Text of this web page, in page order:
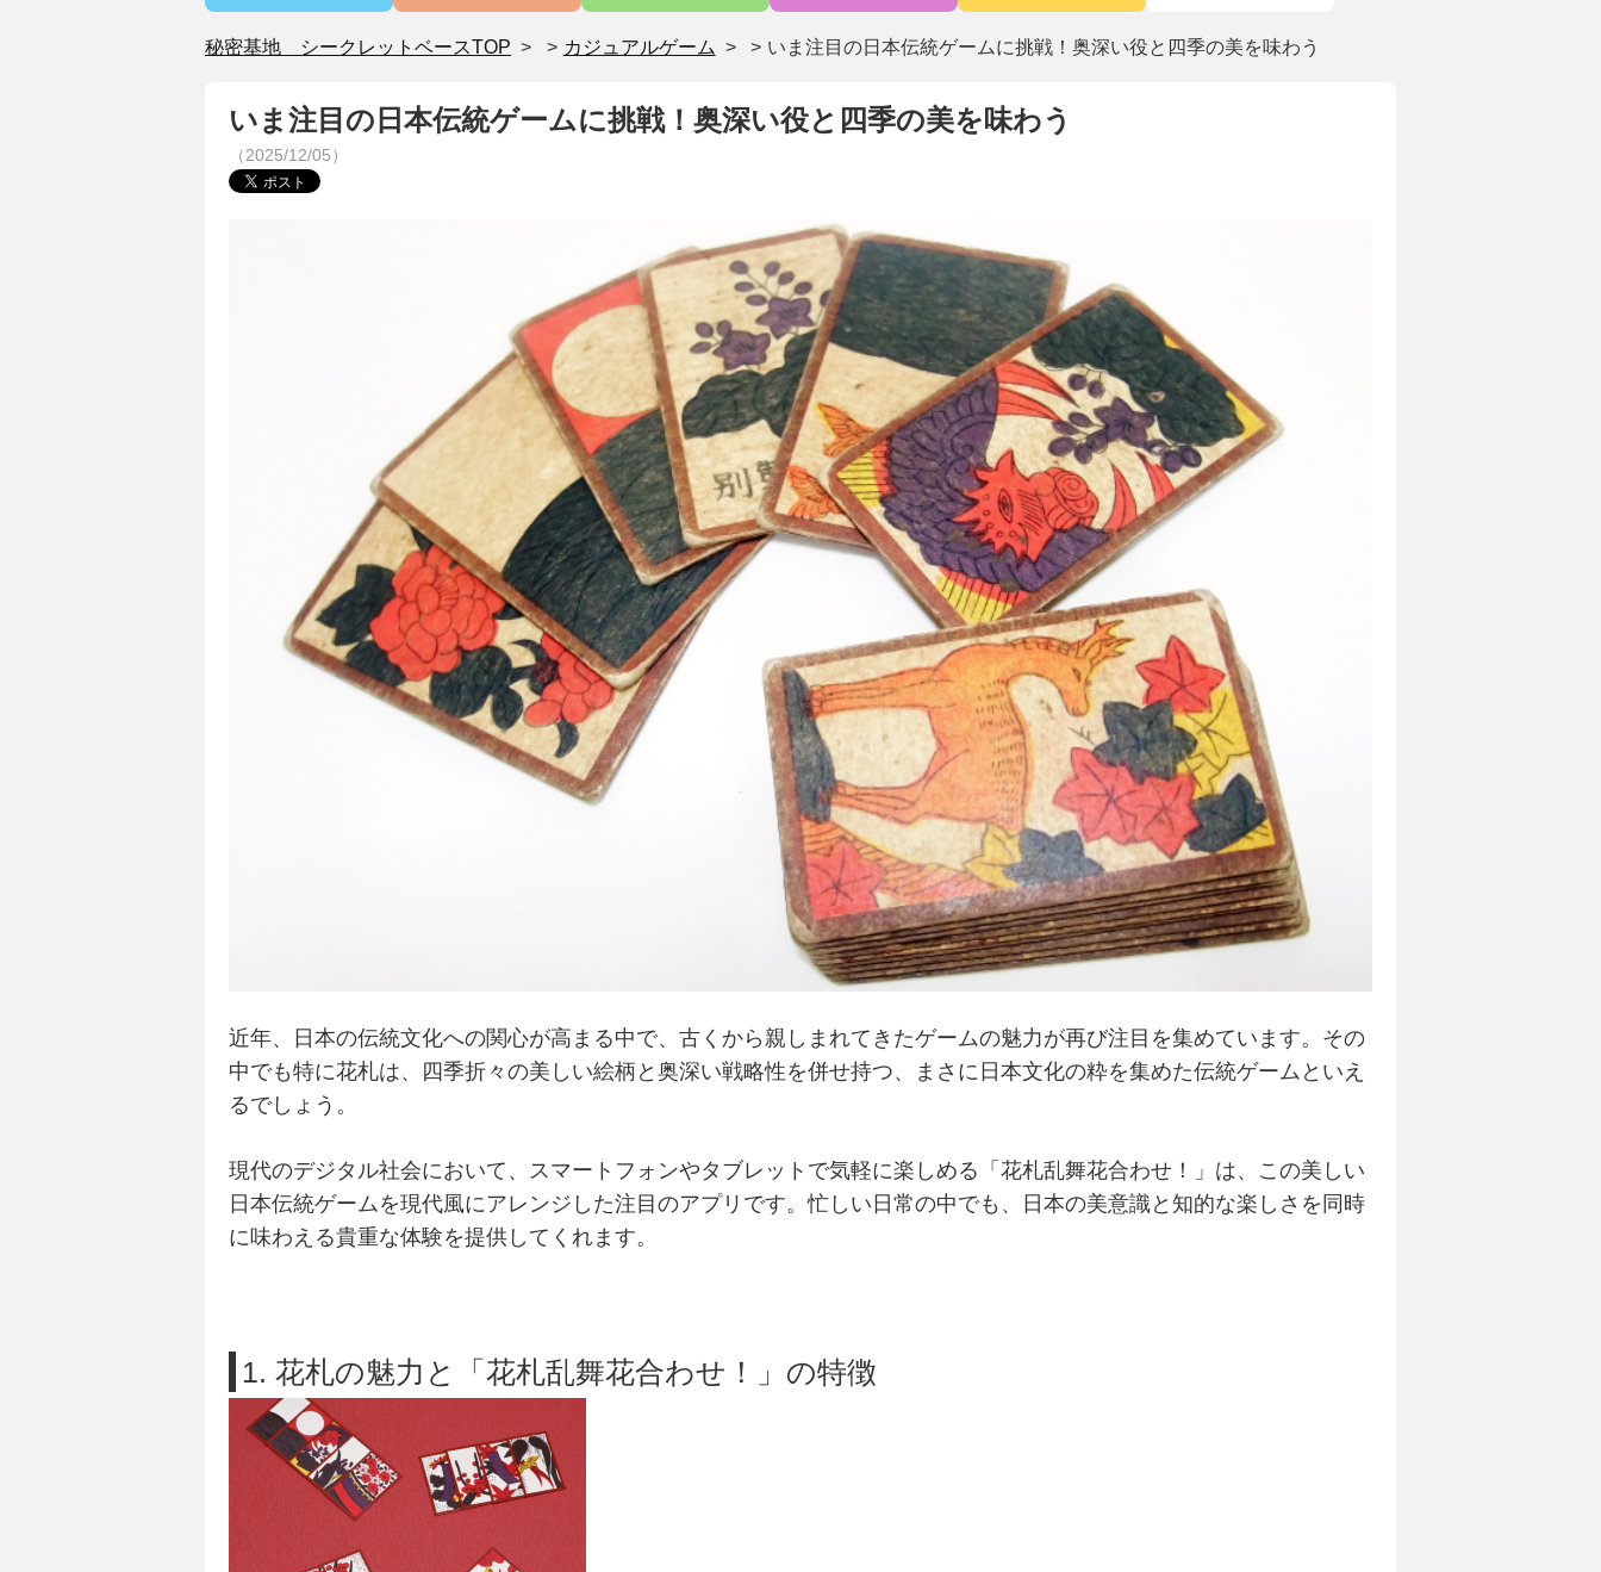
秘密基地 シークレットベースTOP > カジュアルゲーム > いま注目の日本伝統ゲームに挑戦！奥深い役と四季の美を味わう
いま注目の日本伝統ゲームに挑戦！奥深い役と四季の美を味わう
（2025/12/05）
近年、 日本の伝統文化への関心が高まる中で、古くから親しまれてきたゲームの魅力が再び注目を集めています。その
中でも特に花札は、四季折々の美しい絵柄と奥深い戦略性を併せ持つ、まさに日本文化の粋を集めた伝統ゲーム といえ
るでしょう。
現代のデジタル社会において、スマートフォンやタブレットで気軽に楽しめる「花札乱舞花合わせ！」は、この美しい
日本伝統ゲームを現代風にアレンジした注目のアプリです。忙しい日常の中でも、日本の美意識と知的な楽しさを同時
に味わえる貴重な体験を提供してくれます。
1. 花札の魅力と「花札乱舞花合わせ！」の特徴